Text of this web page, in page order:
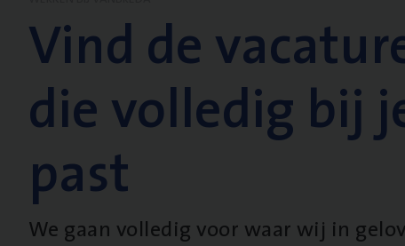
Vind de
die volledig bij
past
We gaan volledig voor waar wij in